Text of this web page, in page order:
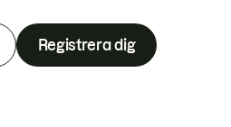
Registrera dig